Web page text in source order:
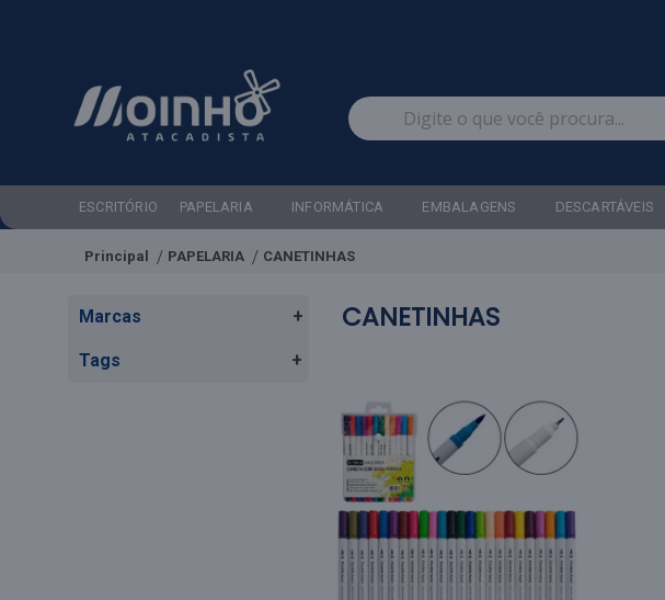
ESCRITÓRIO PAPELARIA INFORMÁTICA EMBALAGENS DESCARTÁVEIS
Principal PAPELARIA CANETINHAS
Marcas +
Tags +
CANETINHAS